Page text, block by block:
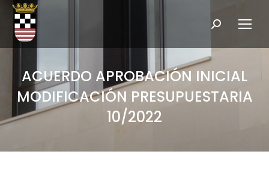
Buscar:
ACUERDO APROBACIÓN INICIAL
MODIFICACIÓN PRESUPUESTARIA
10/2022